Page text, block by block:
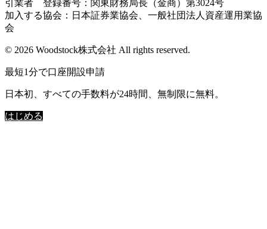
引業者 登録番号：関東財務局長（金商）第3024号
加入する協会：日本証券業協会、一般社団法人資産運用業協
会
© 2026 Woodstock株式会社 All rights reserved.
最短1分で口座開設申請
日本初、すべての手数料が24時間、無制限に無料。
はじめる